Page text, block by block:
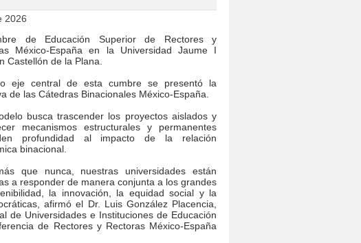
2026
de Educación Superior de Rectores y
México-España en la Universidad Jaume I
Castellón de la Plana.
eje central de esta cumbre se presentó la
de las Cátedras Binacionales México-España.
busca trascender los proyectos aislados y
mecanismos estructurales y permanentes
profundidad al impacto de la relación
binacional.
que nunca, nuestras universidades están
a responder de manera conjunta a los grandes
la innovación, la equidad social y la
afirmó el Dr. Luis González Placencia,
de Universidades e Instituciones de Educación
de Rectores y Rectoras México-España